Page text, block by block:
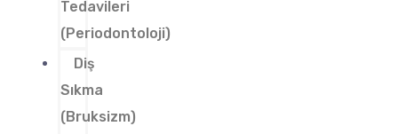
Tedavileri
(Periodontoloji)
Diş
Sıkma
(Bruksizm)